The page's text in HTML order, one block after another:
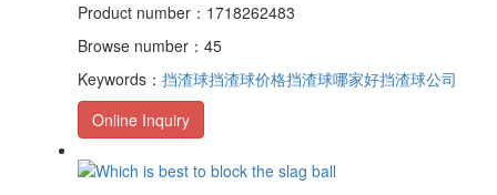
Product number：1718262483
Browse number：45
Keywords： 挡渣球挡渣球价格挡渣球哪家好挡渣球公司
Online Inquiry